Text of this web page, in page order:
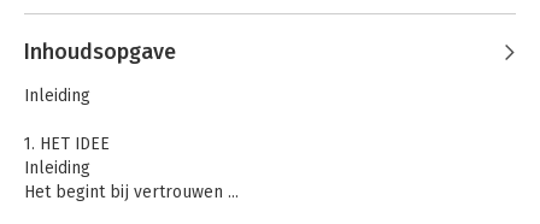
Daarna volgden: I Trust U, Nieuwe
leiderschap en groepsdynamica. Ze
Andere boeken door Tica Peeman
Inhoudsopgave
Inleiding
1. HET IDEE
Inleiding
Het begint bij vertrouwen ...